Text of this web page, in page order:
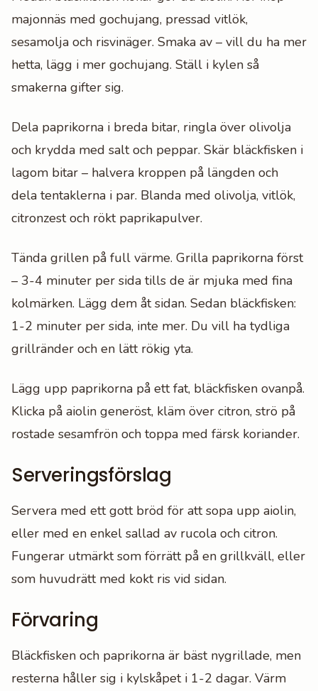
majonnäs med gochujang, pressad vitlök,
sesamolja och risvinäger. Smaka av – vill du ha mer
hetta, lägg i mer gochujang. Ställ i kylen så
smakerna gifter sig.
Dela paprikorna i breda bitar, ringla över olivolja
och krydda med salt och peppar. Skär bläckfisken i
lagom bitar – halvera kroppen på längden och
dela tentaklerna i par. Blanda med olivolja, vitlök,
citronzest och rökt paprikapulver.
Tända grillen på full värme. Grilla paprikorna först
– 3-4 minuter per sida tills de är mjuka med fina
kolmärken. Lägg dem åt sidan. Sedan bläckfisken:
1-2 minuter per sida, inte mer. Du vill ha tydliga
grillränder och en lätt rökig yta.
Lägg upp paprikorna på ett fat, bläckfisken ovanpå.
Klicka på aiolin generöst, kläm över citron, strö på
rostade sesamfrön och toppa med färsk koriander.
Serveringsförslag
Servera med ett gott bröd för att sopa upp aiolin,
eller med en enkel sallad av rucola och citron.
Fungerar utmärkt som förrätt på en grillkväll, eller
som huvudrätt med kokt ris vid sidan.
Förvaring
Bläckfisken och paprikorna är bäst nygrillade, men
resterna håller sig i kylskåpet i 1-2 dagar. Värm